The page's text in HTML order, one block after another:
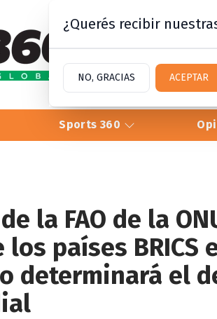
Sports 360
la FAO de la
los países BRICS
determinará el
¿Querés recibir
NO, GRACIAS ACEPTAR